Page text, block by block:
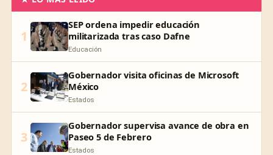
1
SEP ordena impedir educación
militarizada tras caso Dafne
Educación
2
Gobernador visita oficinas de Microsoft
México
Estados
3
Gobernador supervisa avance de obra en
Paseo 5 de Febrero
Estados